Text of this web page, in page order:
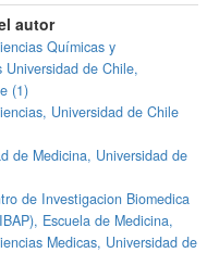
autor
Químicas y
Universidad de Chile,
(1)
Universidad de Chile
de Medicina, Universidad de
de Investigacion Biomedica
Escuela de Medicina,
Medicas, Universidad de